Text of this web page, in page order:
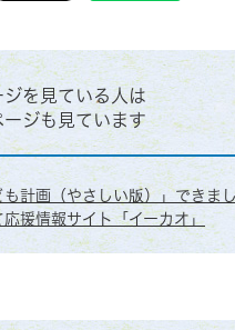
ジを見ている人は
ージも見ています
も計画（やさしい版）」できま
援情報サイト「イーカオ」